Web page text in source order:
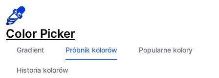
Color Picker
Gradient Próbnik kolorów Popularne kolory
Historia kolorów